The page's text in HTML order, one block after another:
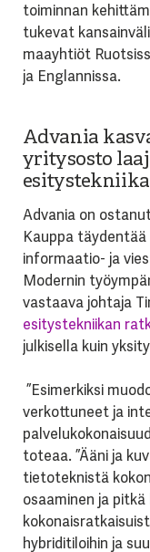
toiminnan
tukevat
maayhtiöt
ja Englannissa.
Advania
yritysosto
Advania on
Kauppa
informaatio- ja
Modernin
vastaava johtaja
esitystekniikan
julkisella kuin
”Esimerkiksi
verkottuneet ja
toteaa. ”Ääni ja
tietoteknistä
osaaminen ja
hybriditiloihin ja